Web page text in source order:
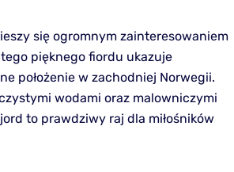
się ogromnym zainteresowaniem
pięknego fiordu ukazuje
położenie w zachodniej Norwegii.
wodami oraz malowniczymi
to prawdziwy raj dla miłośników